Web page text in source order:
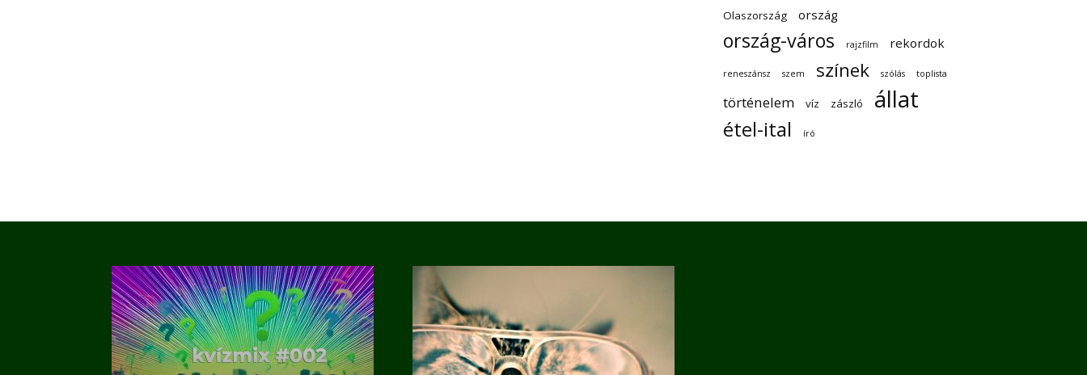
Olaszország ország
ország-város rajzfilm rekordok
reneszánsz szem színek szólás toplista
történelem víz zászló állat
étel-ital író